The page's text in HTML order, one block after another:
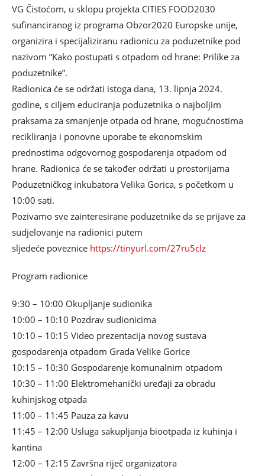
VG Čistoćom, u sklopu projekta CITIES FOOD2030
sufinanciranog iz programa Obzor2020 Europske unije,
organizira i specijaliziranu radionicu za poduzetnike pod
nazivom “Kako postupati s otpadom od hrane: Prilike za
poduzetnike”.
Radionica će se održati istoga dana, 13. lipnja 2024.
godine, s ciljem educiranja poduzetnika o najboljim
praksama za smanjenje otpada od hrane, mogućnostima
recikliranja i ponovne uporabe te ekonomskim
prednostima odgovornog gospodarenja otpadom od
hrane. Radionica će se također održati u prostorijama
Poduzetničkog inkubatora Velika Gorica, s početkom u
10:00 sati.
Pozivamo sve zainteresirane poduzetnike da se prijave za
sudjelovanje na radionici putem
sljedeće poveznice https://tinyurl.com/27ru5clz
Program radionice
9:30 – 10:00 Okupljanje sudionika
10:00 – 10:10 Pozdrav sudionicima
10:10 – 10:15 Video prezentacija novog sustava
gospodarenja otpadom Grada Velike Gorice
10:15 – 10:30 Gospodarenje komunalnim otpadom
10:30 – 11:00 Elektromehanički uređaji za obradu
kuhinjskog otpada
11:00 – 11:45 Pauza za kavu
11:45 – 12:00 Usluga sakupljanja biootpada iz kuhinja i
kantina
12:00 – 12:15 Završna riječ organizatora